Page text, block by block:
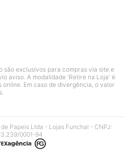
são exclusivos para compras via site e
aviso. A modalidade 'Retire na Loja' é
Em caso de divergência, o valor
Papeis Ltda - Lojas Funchal - CNPJ:
0001-94